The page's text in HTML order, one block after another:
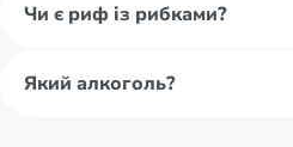
Чи є риф із рибками?
Який алкоголь?